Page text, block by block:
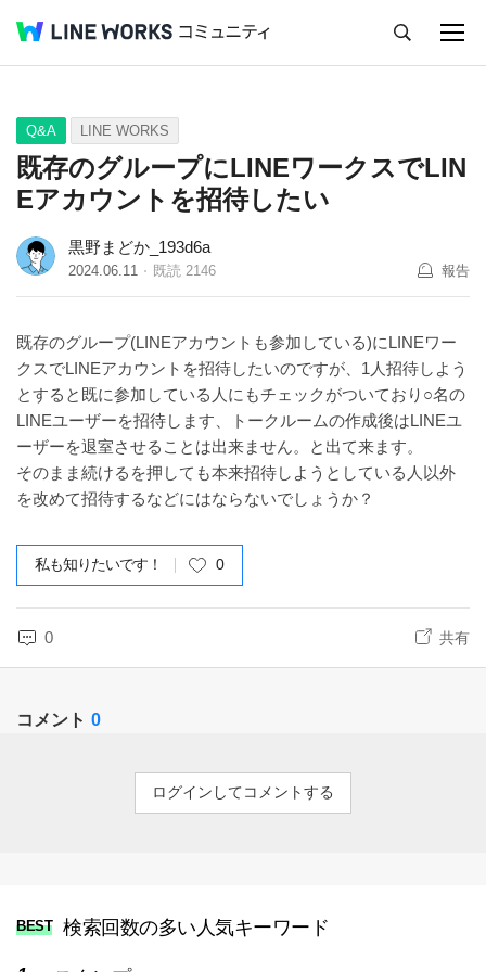
Q&A Tips Ideas
Q&A LINE WORKS
既存のグループにLINEワークスでLIN
Eアカウントを招待したい
黒野まどか_193d6a
2024.06.11 既読 2146 報告
既存のグループ(LINEアカウントも参加している)にLINEワー
クスでLINEアカウントを招待したいのですが、1人招待しよう
とすると既に参加している人にもチェックがついており○名の
LINEユーザーを招待します、トークルームの作成後はLINEユ
ーザーを退室させることは出来ません。と出て来ます。
そのまま続けるを押しても本来招待しようとしている人以外
を改めて招待するなどにはならないでしょうか？
私も知りたいです！ 0
0 共有
コメント 0
ログインしてコメントする
BEST 検索回数の多い人気キーワード